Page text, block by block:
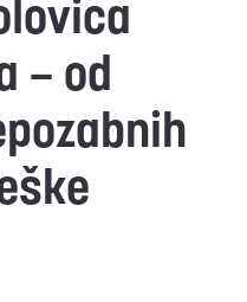
– od